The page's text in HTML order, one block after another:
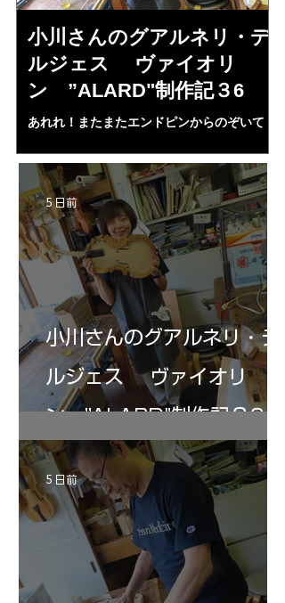
小川さんのグアルネリ・デ
ルジェス ヴァイオリ
ン ”ALARD"制作記３6
あれれ！またまたエンドピンからのぞいて
ペーパー１００゜で徹底して削る。やっと光
が消えた。にかわで再度閉じる。消えた――
の小川さんの笑顔が満開となる・・。いよい
よ来週からニス塗りか？
小川さんのグアルネリ・デ
ルジェス ヴァイオリ
ン ”ALARD"制作記３6
5 日前
5 日前